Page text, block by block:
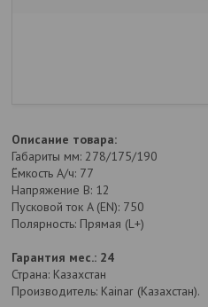
Описание товара:
Габариты мм: 278/175/190
Ёмкость А/ч: 77
Напряжение В: 12
Пусковой ток A (EN): 750
Полярность: Прямая (L+)
Гарантия мес.: 24
Страна: Казахстан
Производитель: Kainar (Казахстан).